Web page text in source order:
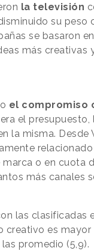
la televisión
su peso
se basaron
más
el compromiso
el
la misma. Desde
o en cuota
más canales
las clasificadas
es mayor
promedio (5,9).